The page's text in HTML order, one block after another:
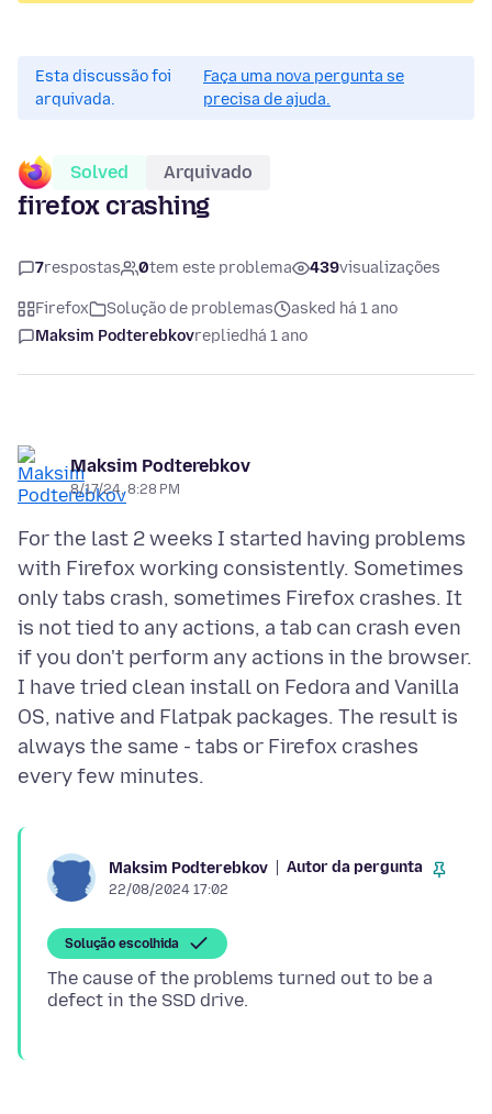
Esta discussão foi
arquivada.
Faça uma nova pergunta se
precisa de ajuda.
Solved Arquivado
firefox crashing
7respostas 0tem este problema 439visualizações
Firefox Solução de problemas
asked há 1 ano
Maksim Podterebkovreplied há 1 ano
Maksim Podterebkov
8/17/24, 8:28 PM
For the last 2 weeks I started having problems
with Firefox working consistently. Sometimes
only tabs crash, sometimes Firefox crashes. It
is not tied to any actions, a tab can crash even
if you don't perform any actions in the browser.
I have tried clean install on Fedora and Vanilla
OS, native and Flatpak packages. The result is
always the same - tabs or Firefox crashes
Maksim Podterebkov Autor da pergunta
22/08/2024 17:02
Solução escolhida
The cause of the problems turned out to be a